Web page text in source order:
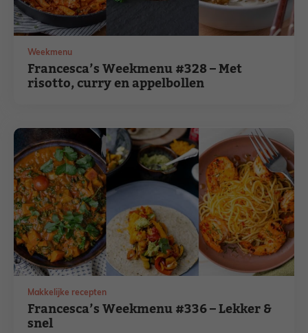
Weekmenu
Francesca’s Weekmenu #328 – Met
risotto, curry en appelbollen
Makkelijke recepten
Francesca’s Weekmenu #336 – Lekker &
snel